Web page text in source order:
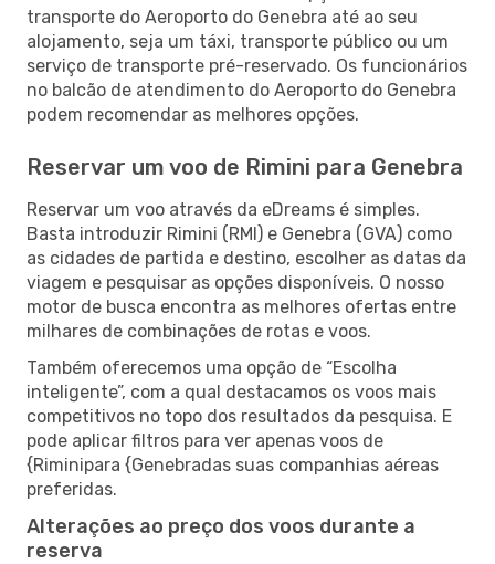
transporte do Aeroporto do Genebra até ao seu
alojamento, seja um táxi, transporte público ou um
serviço de transporte pré-reservado. Os funcionários
no balcão de atendimento do Aeroporto do Genebra
podem recomendar as melhores opções.
Reservar um voo de Rimini para Genebra
Reservar um voo através da eDreams é simples.
Basta introduzir Rimini (RMI) e Genebra (GVA) como
as cidades de partida e destino, escolher as datas da
viagem e pesquisar as opções disponíveis. O nosso
motor de busca encontra as melhores ofertas entre
milhares de combinações de rotas e voos.
Também oferecemos uma opção de “Escolha
inteligente”, com a qual destacamos os voos mais
competitivos no topo dos resultados da pesquisa. E
pode aplicar filtros para ver apenas voos de
{Riminipara {Genebradas suas companhias aéreas
preferidas.
Alterações ao preço dos voos durante a
reserva